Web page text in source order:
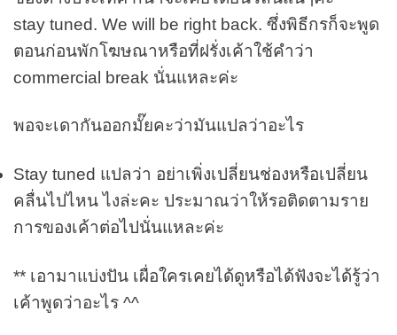
stay tuned. We will be right back. ซึ่งพิธีกรก็จะพูด
ตอนก่อนพักโฆษณาหรือที่ฝรั่งเค้าใช้คำว่า
commercial break นั่นแหละค่ะ
พอจะเดากันออกมั๊ยคะว่ามันแปลว่าอะไร
Stay tuned แปลว่า อย่าเพิ่งเปลี่ยนช่องหรือเปลี่ยน
คลื่นไปไหน ไงล่ะคะ ประมาณว่าให้รอติดตามราย
การของเค้าต่อไปนั่นแหละค่ะ
** เอามาแบ่งปัน เผื่อใครเคยได้ดูหรือได้ฟังจะได้รู้ว่า
เค้าพูดว่าอะไร ^^